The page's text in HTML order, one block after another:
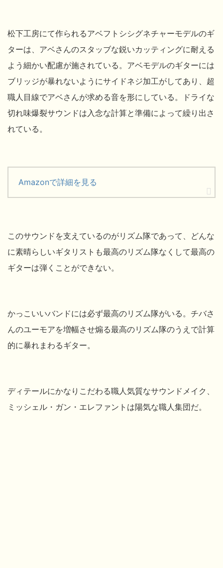
松下工房にて作られるアベフトシシグネチャーモデルのギ
ターは、アベさんのスタッブな鋭いカッティングに耐える
よう細かい配慮が施されている。アベモデルのギターには
ブリッジが暴れないようにサイドネジ加工がしてあり、超
職人目線でアベさんが求める音を形にしている。ドライな
切れ味爆裂サウンドは入念な計算と準備によって繰り出さ
れている。
Amazonで詳細を見る
このサウンドを支えているのがリズム隊であって、どんな
に素晴らしいギタリストも最高のリズム隊なくして最高の
ギターは弾くことができない。
かっこいいバンドには必ず最高のリズム隊がいる。チバさ
んのユーモアを増幅させ煽る最高のリズム隊のうえで計算
的に暴れまわるギター。
ディテールにかなりこだわる職人気質なサウンドメイク、
ミッシェル・ガン・エレファントは陽気な職人集団だ。